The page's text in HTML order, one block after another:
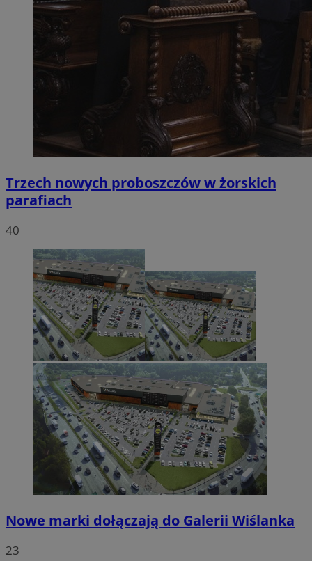
Trzech nowych proboszczów w żorskich
parafiach
40
Nowe marki dołączają do Galerii Wiślanka
23